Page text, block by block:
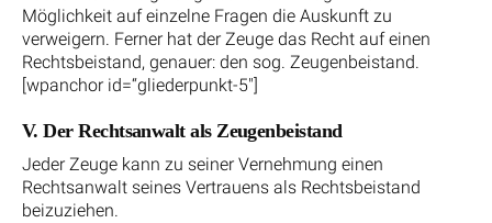
Möglichkeit auf einzelne Fragen die Auskunft zu
verweigern. Ferner hat der Zeuge das Recht auf einen
Rechtsbeistand, genauer: den sog. Zeugenbeistand.
[wpanchor id=“gliederpunkt-5″]
V. Der Rechtsanwalt als Zeugenbeistand
Jeder Zeuge kann zu seiner Vernehmung einen
Rechtsanwalt seines Vertrauens als Rechtsbeistand
beizuziehen.